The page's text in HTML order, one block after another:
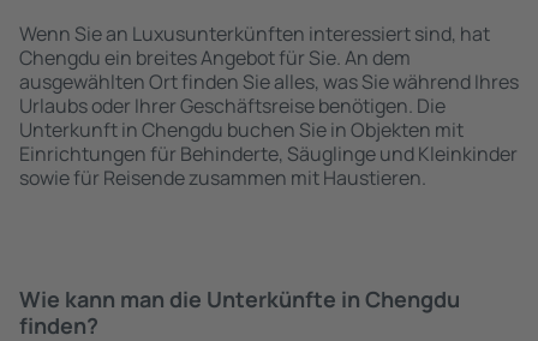
Wenn Sie an Luxusunterkünften interessiert sind, hat
Chengdu ein breites Angebot für Sie. An dem
ausgewählten Ort finden Sie alles, was Sie während Ihres
Urlaubs oder Ihrer Geschäftsreise benötigen. Die
Unterkunft in Chengdu buchen Sie in Objekten mit
Einrichtungen für Behinderte, Säuglinge und Kleinkinder
sowie für Reisende zusammen mit Haustieren.
Wie kann man die Unterkünfte in Chengdu
finden?